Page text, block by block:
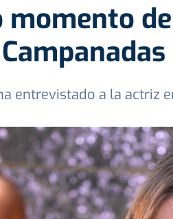
momento
entrevistado a la actriz